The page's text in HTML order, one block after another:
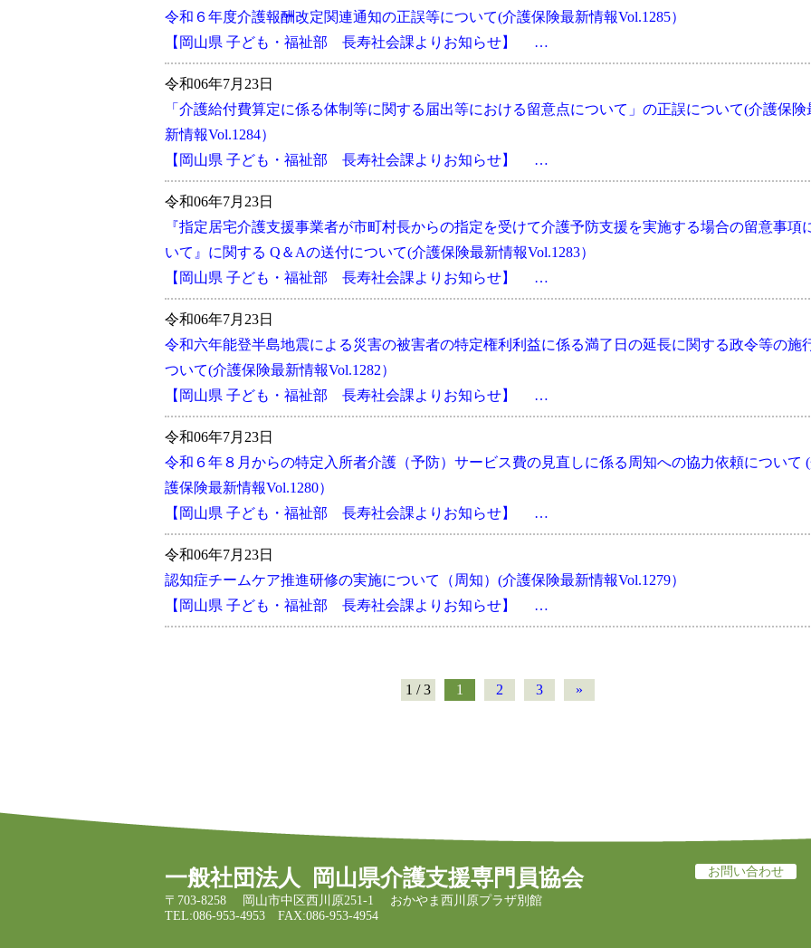
令和６年度介護報酬改定関連通知の正誤等について(介護保険最新情報Vol.1285）
【岡山県 子ども・福祉部 長寿社会課よりお知らせ】 …
令和06年7月23日
「介護給付費算定に係る体制等に関する届出等における留意点について」の正誤について(介護保険
新情報Vol.1284）
【岡山県 子ども・福祉部 長寿社会課よりお知らせ】 …
令和06年7月23日
『指定居宅介護支援事業者が市町村長からの指定を受けて介護予防支援を実施する場合の留意事項
いて』に関する Q＆Aの送付について(介護保険最新情報Vol.1283）
【岡山県 子ども・福祉部 長寿社会課よりお知らせ】 …
令和06年7月23日
令和六年能登半島地震による災害の被害者の特定権利利益に係る満了日の延長に関する政令等の施
ついて(介護保険最新情報Vol.1282）
【岡山県 子ども・福祉部 長寿社会課よりお知らせ】 …
令和06年7月23日
令和６年８月からの特定入所者介護（予防）サービス費の見直しに係る周知への協力依頼について
護保険最新情報Vol.1280）
【岡山県 子ども・福祉部 長寿社会課よりお知らせ】 …
令和06年7月23日
認知症チームケア推進研修の実施について（周知）(介護保険最新情報Vol.1279）
【岡山県 子ども・福祉部 長寿社会課よりお知らせ】 …
1 / 3 1 2 3 »
一般社団法人 岡山県介護支援専門員協会
〒703-8258 岡山市中区西川原251-1
おかやま西川原プラザ別館
TEL:086-953-4953
FAX:086-953-4954
お問い合わせ